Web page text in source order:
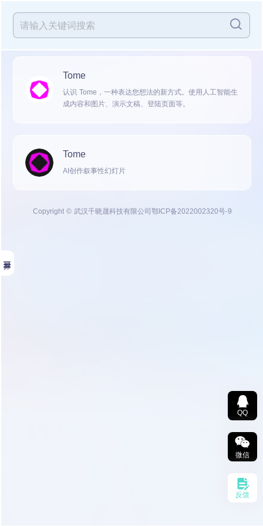
Tome
认识 Tome，一种表达您想法的新方式。使用人工智能生
成内容和图片、演示文稿、登陆页面等。
Tome
AI创作叙事性幻灯片
QQ
微信
反馈
Copyright © 武汉千晓晟科技有限公司 鄂ICP备2022002320号-9